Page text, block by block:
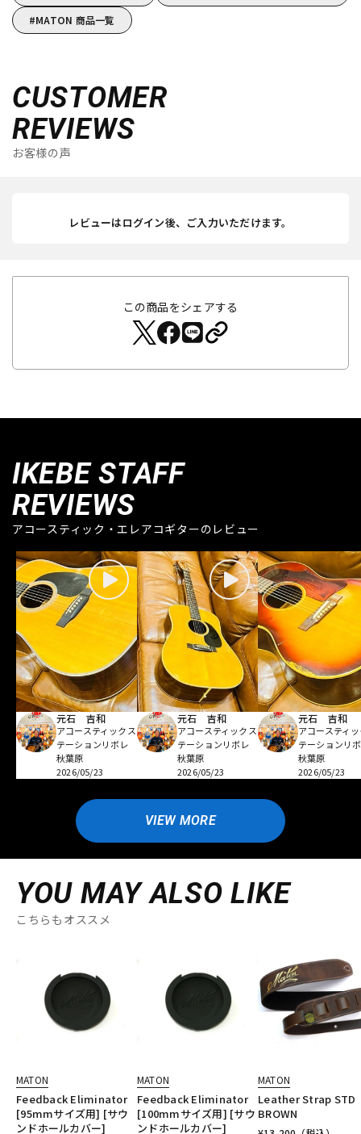
MATON 商品一覧
CUSTOMER
REVIEWS
お客様の声
レビューはログイン後、ご入力いただけます。
この商品をシェアする
IKEBE STAFF
REVIEWS
アコースティック・エレアコギターのレビュー
元石 吉和
アコースティックス
テーションリボレ
秋葉原
2026/05/23
元石 吉和
アコースティックス
テーションリボレ
秋葉原
2026/05/23
元石 吉和
アコースティ
テーションリ
秋葉原
2026/05/23
VIEW MORE
YOU MAY ALSO LIKE
こちらもオススメ
MATON
Feedback Eliminator
[95mmサイズ用] [サウ
ンドホールカバー]
MATON
Feedback Eliminator
[100mmサイズ用] [サウ
ンドホールカバー]
MATON
Leather Strap STD
BROWN